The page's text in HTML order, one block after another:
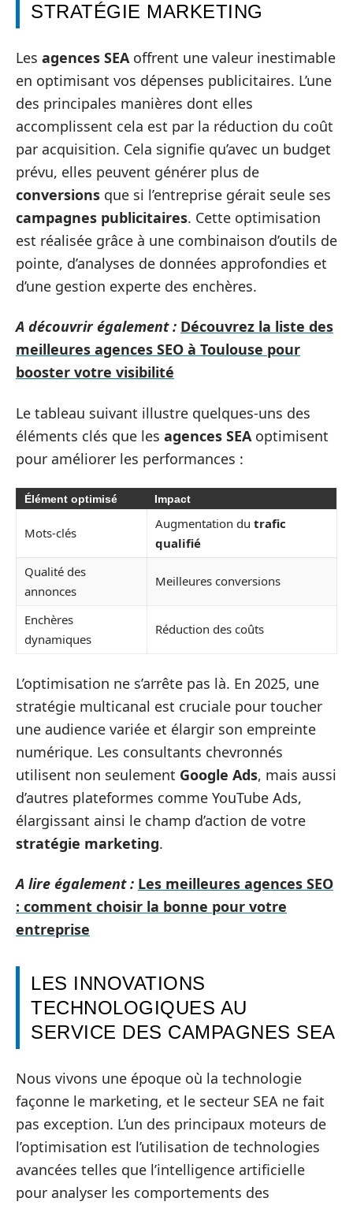
STRATÉGIE MARKETING
Les agences SEA offrent une valeur inestimable
en optimisant vos dépenses publicitaires. L’une
des principales manières dont elles
accomplissent cela est par la réduction du coût
par acquisition. Cela signifie qu’avec un budget
prévu, elles peuvent générer plus de
conversions que si l’entreprise gérait seule ses
campagnes publicitaires. Cette optimisation
est réalisée grâce à une combinaison d’outils de
pointe, d’analyses de données approfondies et
d’une gestion experte des enchères.
A découvrir également : Découvrez la liste des
meilleures agences SEO à Toulouse pour
booster votre visibilité
Le tableau suivant illustre quelques-uns des
éléments clés que les agences SEA optimisent
pour améliorer les performances :
Élément optimisé Impact
Mots-clés
Augmentation du trafic
qualifié
Qualité des
annonces
Meilleures conversions
Enchères
dynamiques
Réduction des coûts
L’optimisation ne s’arrête pas là. En 2025, une
stratégie multicanal est cruciale pour toucher
une audience variée et élargir son empreinte
numérique. Les consultants chevronnés
utilisent non seulement Google Ads, mais aussi
d’autres plateformes comme YouTube Ads,
élargissant ainsi le champ d’action de votre
stratégie marketing.
A lire également : Les meilleures agences SEO
: comment choisir la bonne pour votre
entreprise
LES INNOVATIONS
TECHNOLOGIQUES AU
SERVICE DES CAMPAGNES SEA
Nous vivons une époque où la technologie
façonne le marketing, et le secteur SEA ne fait
pas exception. L’un des principaux moteurs de
l’optimisation est l’utilisation de technologies
avancées telles que l’intelligence artificielle
pour analyser les comportements des